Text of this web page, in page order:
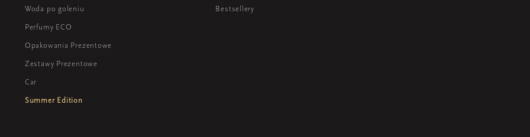
Woda po goleniu
Perfumy ECO
Opakowania Prezentowe
Zestawy Prezentowe
Car
Summer Edition
Bestsellery